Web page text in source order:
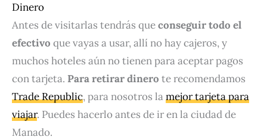
Dinero
Antes de visitarlas tendrás queconseguir todo el
efectivo que vayas a usar, allí no hay cajeros, y
muchos hoteles aún no tienen para aceptar pagos
con tarjeta. Para retirar dinero te recomendamos
Trade Republic, para nosotros lamejor tarjeta para
viajar. Puedes hacerlo antes de ir en la ciudad de
Manado.